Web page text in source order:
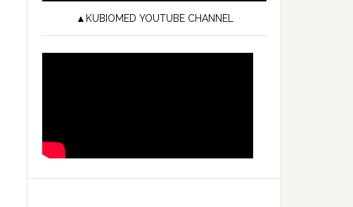
▲KUBIOMED YOUTUBE CHANNEL